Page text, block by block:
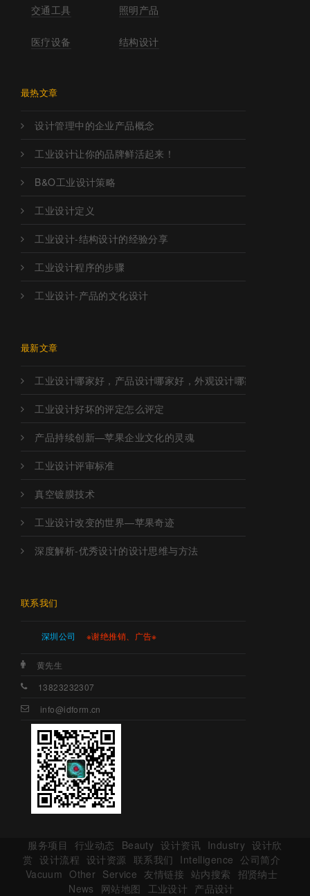
交通工具 照明产品
医疗设备 结构设计
最热文章
设计管理中的企业产品概念
工业设计让你的品牌鲜活起来！
B&O工业设计策略
工业设计定义
工业设计-结构设计的经验分享
工业设计程序的步骤
工业设计-产品的文化设计
最新文章
工业设计哪家好，产品设计哪家好，外观设计哪家好，工业设
工业设计好坏的评定怎么评定
产品持续创新—苹果企业文化的灵魂
工业设计评审标准
真空镀膜技术
工业设计改变的世界—苹果奇迹
深度解析-优秀设计的设计思维与方法
联系我们
深圳公司 ※谢绝推销、广告※
黄先生
13823232307
info@idform.cn
服务项目 行业动态 Beauty 设计资讯 Industry 设计欣
赏 设计流程 设计资源 联系我们 Intelligence 公司简介
Vacuum Other Service 友情链接 站内搜索 招贤纳士
News
网站地图 工业设计 产品设计